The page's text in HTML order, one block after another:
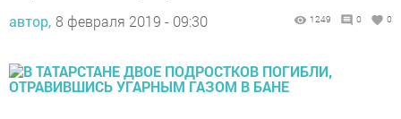
автор, 8 февраля 2019 - 09:30 1249 0 0